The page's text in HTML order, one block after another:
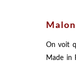
On voit
Made in